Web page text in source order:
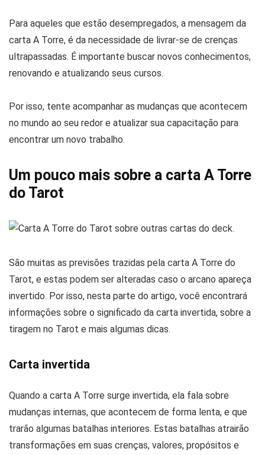
Para aqueles que estão desempregados, a mensagem da
carta A Torre, é da necessidade de livrar-se de crenças
ultrapassadas. É importante buscar novos conhecimentos,
renovando e atualizando seus cursos.
Por isso, tente acompanhar as mudanças que acontecem
no mundo ao seu redor e atualizar sua capacitação para
encontrar um novo trabalho.
Um pouco mais sobre a carta A Torre
do Tarot
São muitas as previsões trazidas pela carta A Torre do
Tarot, e estas podem ser alteradas caso o arcano apareça
invertido. Por isso, nesta parte do artigo, você encontrará
informações sobre o significado da carta invertida, sobre a
tiragem no Tarot e mais algumas dicas.
Carta invertida
Quando a carta A Torre surge invertida, ela fala sobre
mudanças internas, que acontecem de forma lenta, e que
trarão algumas batalhas interiores. Estas batalhas atrairão
transformações em suas crenças, valores, propósitos e